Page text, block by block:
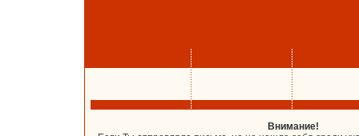
Внимание!